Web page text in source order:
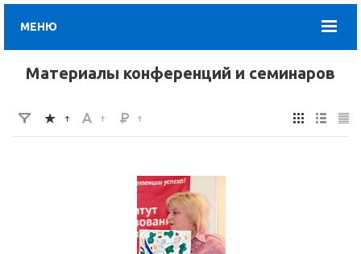
МЕНЮ
Материалы конференций и семинаров